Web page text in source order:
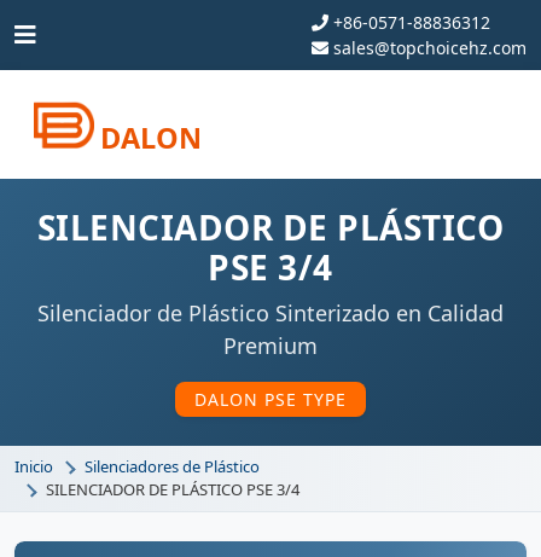
+86-0571-88836312
sales@topchoicehz.com
DALON
SILENCIADOR DE PLÁSTICO
PSE 3/4
Silenciador de Plástico Sinterizado en Calidad
Premium
DALON PSE TYPE
Inicio
Silenciadores de Plástico
SILENCIADOR DE PLÁSTICO PSE 3/4